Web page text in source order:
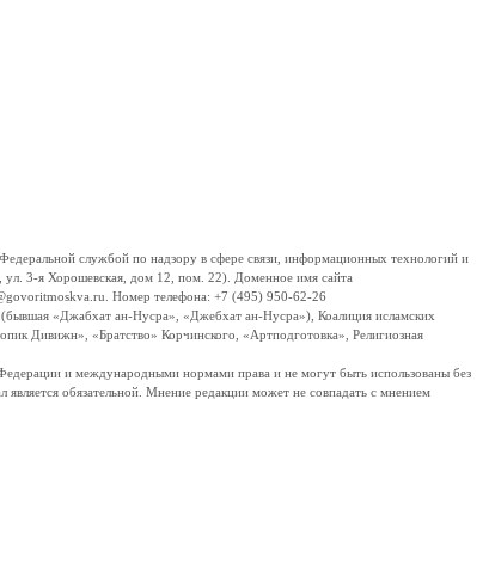
службой по надзору в сфере связи, информационных технологий и
3-я Хорошевская, дом 12, пом. 22). Доменное имя сайта
Номер телефона: +7 (495) 950-62-26
«Джабхат ан-Нусра», «Джебхат ан-Нусра»), Коалиция исламских
Дивижн», «Братство» Корчинского, «Артподготовка», Религиозная
и международными нормами права и не могут быть использованы без
обязательной. Мнение редакции может не совпадать с мнением